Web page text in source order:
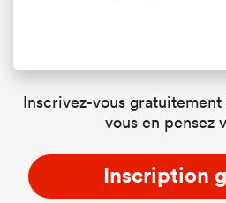
Inscrivez-vous
vous en pensez
Inscription